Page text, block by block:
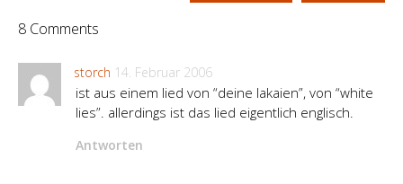
8 Comments
storch 14. Februar 2006
ist aus einem lied von “deine lakaien”, von “white
lies”. allerdings ist das lied eigentlich englisch.
Antworten